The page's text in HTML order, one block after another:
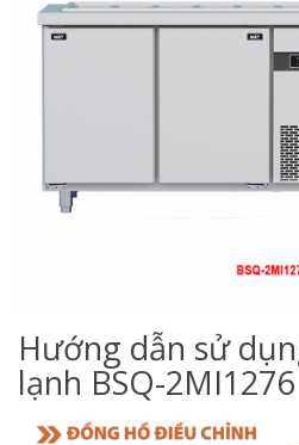
Hướng dẫn sử
lạnh BSQ-2MI1276